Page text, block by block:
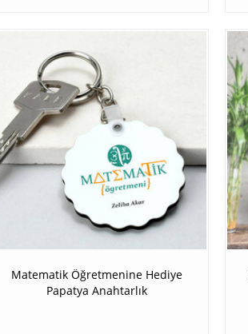
Matematik Öğretmenine Hediye
Papatya Anahtarlık